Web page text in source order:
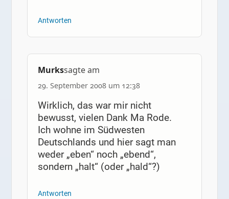
Antworten
Murkssagte am
29. September 2008 um 12:38
Wirklich, das war mir nicht
bewusst, vielen Dank Ma Rode.
Ich wohne im Südwesten
Deutschlands und hier sagt man
weder „eben“ noch „ebend“,
sondern „halt“ (oder „hald“?)
Antworten